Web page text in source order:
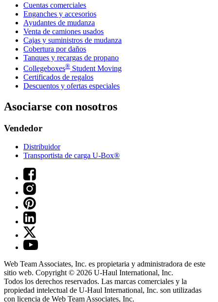
Cuentas comerciales
Enganches y accesorios
Ayudantes de mudanza
Venta de camiones usados
Cajas y suministros de mudanza
Cobertura por daños
Tanques y recargas de propano
Collegeboxes® Student Moving
Certificados de regalos
Descuentos y ofertas especiales
Asociarse con nosotros
Vendedor
Distribuidor
Transportista de carga U-Box®
Web Team Associates, Inc. es propietaria y administradora de este
sitio web. Copyright © 2026 U-Haul International, Inc.
Todos los derechos reservados. Las marcas comerciales y la
propiedad intelectual de U-Haul International, Inc. son utilizadas
con licencia de Web Team Associates, Inc.